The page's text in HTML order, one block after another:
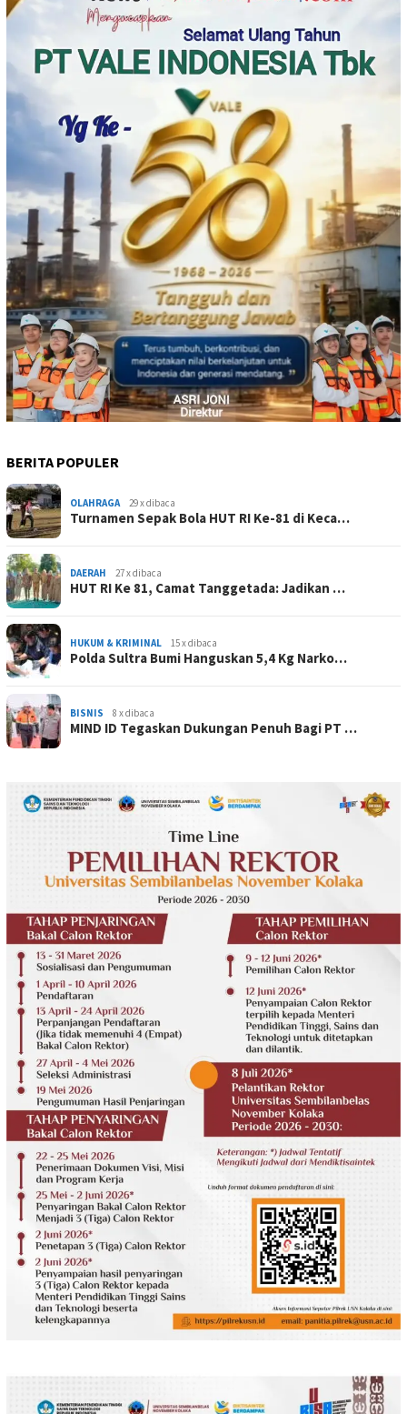
BERITA POPULER
OLAHRAGA 29 x dibaca
Turnamen Sepak Bola HUT RI Ke-81 di Keca…
DAERAH 27 x dibaca
HUT RI Ke 81, Camat Tanggetada: Jadikan …
HUKUM & KRIMINAL 15 x dibaca
Polda Sultra Bumi Hanguskan 5,4 Kg Narko…
BISNIS 8 x dibaca
MIND ID Tegaskan Dukungan Penuh Bagi PT …